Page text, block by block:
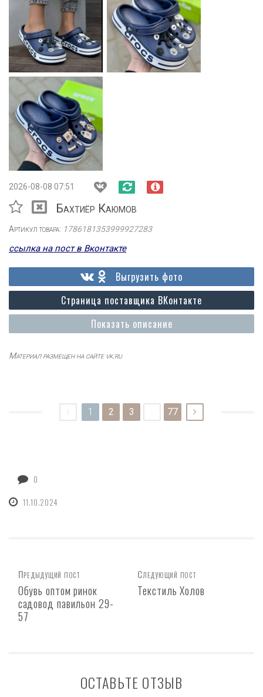
2026-08-08 07:51
Бахтиёр Каюмов
Артикул товара: 1786181353999927283
ссылка на пост в Вконтакте
Показать описание
Страница поставщика ВКонтакте
Выгрузить фото
Материал размещен на сайте vk.ru
1 2 3 77
0
11.10.2024
Предыдущий пост
Обувь оптом ринок
садовод павильон 29-
57
Следующий пост
Текстиль Холов
ОСТАВЬТЕ ОТЗЫВ